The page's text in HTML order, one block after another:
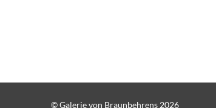
© Galerie von Braunbehrens 2026